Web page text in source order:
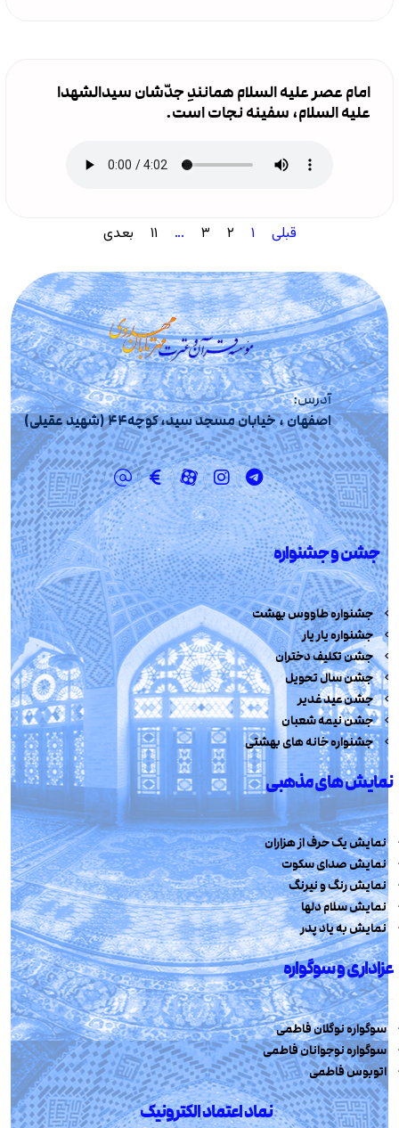
امام عصر علیه السلام همانندِ جدّشان سیدالشهدا
علیه السلام، سفینه نجات است.
قبلی ۱ ۲ ۳ … ۱۱ بعدی
آدرس:
اصفهان ، خیابان مسجد سید، کوچه44 (شهید عقیلی)
جشن و جشنواره
جشنواره طاووس بهشت
جشنواره یار یار
جشن تکلیف دختران
جشن سال تحویل
جشن عید غدیر
جشن نیمه شعبان
جشنواره خانه های بهشتی
نمایش های مذهبی
نمایش یک حرف از هزاران
نمایش صدای سکوت
نمایش رنگ و نیرنگ
نمایش سلام دلها
نمایش به یاد پدر
عزاداری و سوگواره
سوگواره نوگلان فاطمی
سوگواره نوجوانان فاطمی
اتوبوس فاطمی
نماد اعتماد الکترونیک